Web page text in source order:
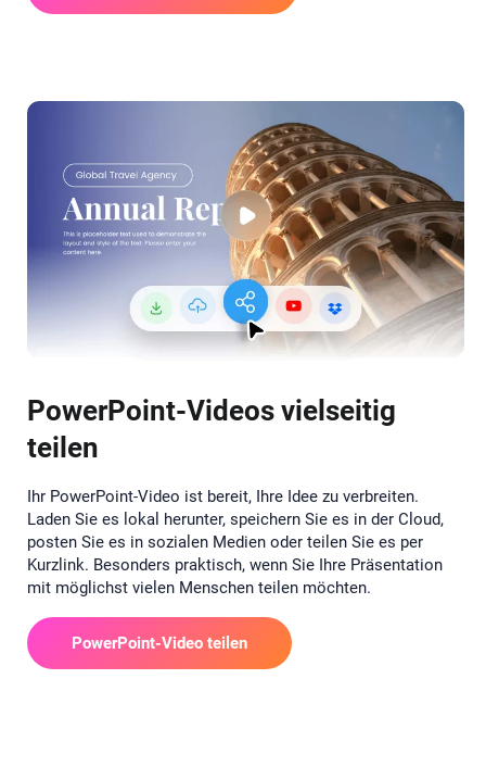
PowerPoint-Videos vielseitig
teilen
Ihr PowerPoint-Video ist bereit, Ihre Idee zu verbreiten.
Laden Sie es lokal herunter, speichern Sie es in der Cloud,
posten Sie es in sozialen Medien oder teilen Sie es per
Kurzlink. Besonders praktisch, wenn Sie Ihre Präsentation
mit möglichst vielen Menschen teilen möchten.
PowerPoint-Video teilen